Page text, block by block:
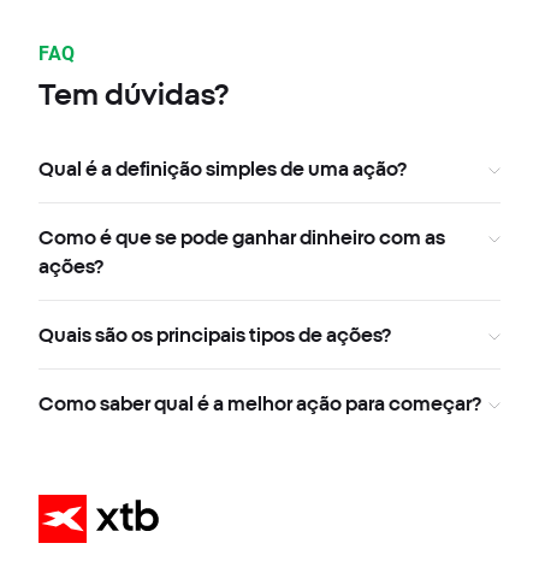
FAQ
Tem dúvidas?
Qual é a definição simples de uma ação?
Como é que se pode ganhar dinheiro com as
ações?
Quais são os principais tipos de ações?
Como saber qual é a melhor ação para começar?